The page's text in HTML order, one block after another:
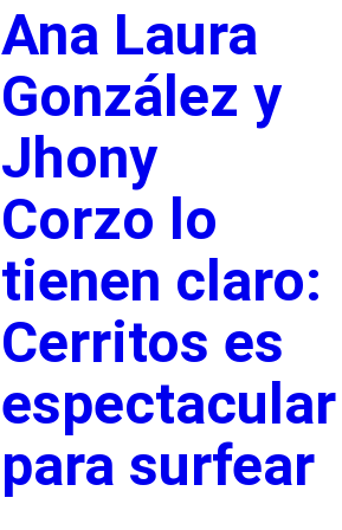
Ana Laura
González y
Jhony
Corzo lo
tienen claro:
Cerritos es
espectacular
para surfear